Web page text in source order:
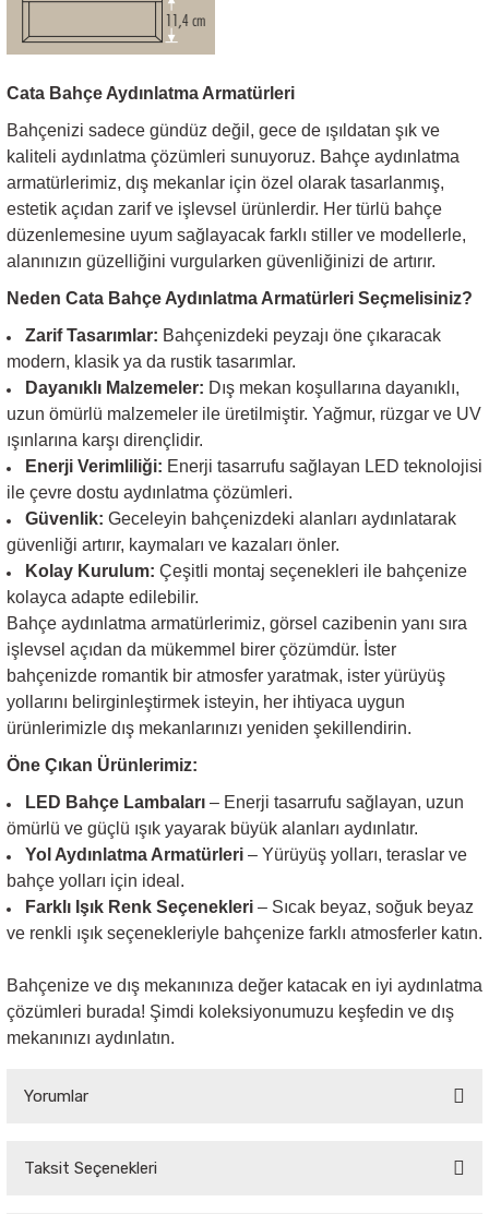
Cata Bahçe Aydınlatma Armatürleri
Bahçenizi sadece gündüz değil, gece de ışıldatan şık ve
kaliteli aydınlatma çözümleri sunuyoruz. Bahçe aydınlatma
armatürlerimiz, dış mekanlar için özel olarak tasarlanmış,
estetik açıdan zarif ve işlevsel ürünlerdir. Her türlü bahçe
düzenlemesine uyum sağlayacak farklı stiller ve modellerle,
alanınızın güzelliğini vurgularken güvenliğinizi de artırır.
Neden Cata Bahçe Aydınlatma Armatürleri Seçmelisiniz?
Zarif Tasarımlar: Bahçenizdeki peyzajı öne çıkaracak
modern, klasik ya da rustik tasarımlar.
Dayanıklı Malzemeler: Dış mekan koşullarına dayanıklı,
uzun ömürlü malzemeler ile üretilmiştir. Yağmur, rüzgar ve UV
ışınlarına karşı dirençlidir.
Enerji Verimliliği: Enerji tasarrufu sağlayan LED teknolojisi
ile çevre dostu aydınlatma çözümleri.
Güvenlik: Geceleyin bahçenizdeki alanları aydınlatarak
güvenliği artırır, kaymaları ve kazaları önler.
Kolay Kurulum: Çeşitli montaj seçenekleri ile bahçenize
kolayca adapte edilebilir.
Bahçe aydınlatma armatürlerimiz, görsel cazibenin yanı sıra
işlevsel açıdan da mükemmel birer çözümdür. İster
bahçenizde romantik bir atmosfer yaratmak, ister yürüyüş
yollarını belirginleştirmek isteyin, her ihtiyaca uygun
ürünlerimizle dış mekanlarınızı yeniden şekillendirin.
Öne Çıkan Ürünlerimiz:
LED Bahçe Lambaları – Enerji tasarrufu sağlayan, uzun
ömürlü ve güçlü ışık yayarak büyük alanları aydınlatır.
Yol Aydınlatma Armatürleri – Yürüyüş yolları, teraslar ve
bahçe yolları için ideal.
Farklı Işık Renk Seçenekleri – Sıcak beyaz, soğuk beyaz
ve renkli ışık seçenekleriyle bahçenize farklı atmosferler katın.
Bahçenize ve dış mekanınıza değer katacak en iyi aydınlatma
çözümleri burada! Şimdi koleksiyonumuzu keşfedin ve dış
mekanınızı aydınlatın.
Yorumlar
Taksit Seçenekleri